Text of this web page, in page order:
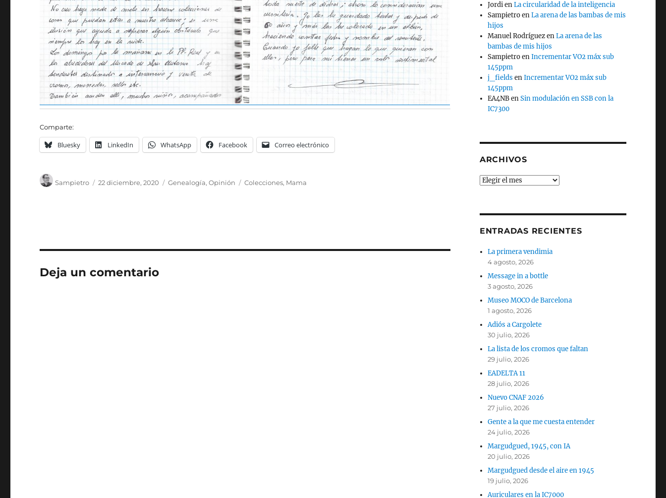
Comparte:
Bluesky LinkedIn WhatsApp Facebook Correo electrónico
Sampietro 22 diciembre, 2020 Genealogía,Opinión Colecciones, Mama
Deja un comentario
JordienLa circularidad de la inteligencia
SampietroenLa arena de las bambas de mis
hijos
Manuel RodríguezenLa arena de las
bambas de mis hijos
SampietroenIncrementar VO2 máx sub
145ppm
j_fields enIncrementar VO2 máx sub
145ppm
EA4NBenSin modulación en SSB con la
IC7300
ARCHIVOS
Archivos
ENTRADAS RECIENTES
La primera vendimia
4 agosto, 2026
Message in a bottle
3 agosto, 2026
Museo MOCO de Barcelona
1 agosto, 2026
Adiós a Cargolete
30 julio, 2026
La lista de los cromos que faltan
29 julio, 2026
EADELTA 11
28 julio, 2026
Nuevo CNAF 2026
27 julio, 2026
Gente a la que me cuesta entender
24 julio, 2026
Margudgued, 1945, con IA
20 julio, 2026
Margudgued desde el aire en 1945
19 julio, 2026
Auriculares en la IC7000